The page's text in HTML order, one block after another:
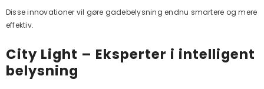
Disse innovationer vil gøre gadebelysning endnu smartere og mere
effektiv.
City Light – Eksperter i intelligent
belysning